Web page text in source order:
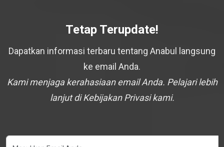
Tetap Terupdate!
Dapatkan informasi terbaru tentang Anabul langsung
ke email Anda.
Kami menjaga kerahasiaan email Anda. Pelajari lebih
lanjut di Kebijakan Privasi kami.